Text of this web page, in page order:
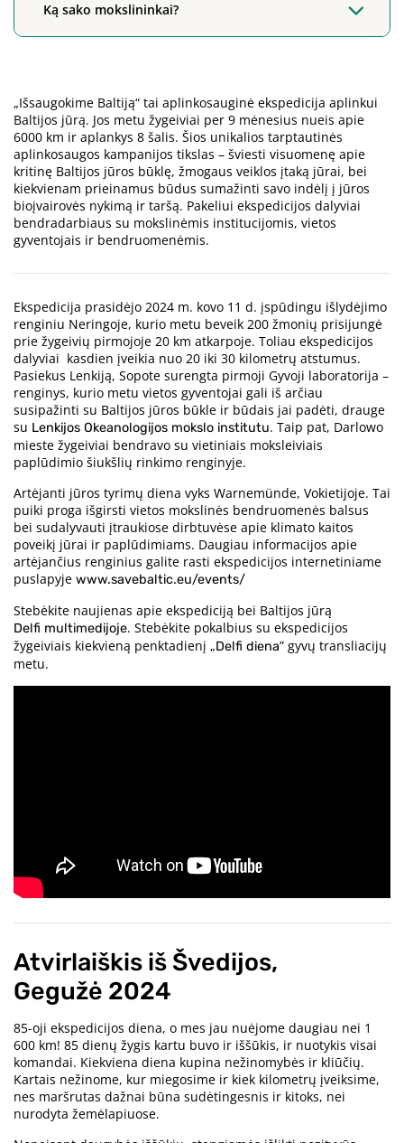
Ką sako mokslininkai?
„Išsaugokime Baltiją“ tai aplinkosauginė ekspedicija aplinkui
Baltijos jūrą. Jos metu žygeiviai per 9 mėnesius nueis apie
6000 km ir aplankys 8 šalis. Šios unikalios tarptautinės
aplinkosaugos kampanijos tikslas – šviesti visuomenę apie
kritinę Baltijos jūros būklę, žmogaus veiklos įtaką jūrai, bei
kiekvienam prieinamus būdus sumažinti savo indėlį į jūros
bioįvairovės nykimą ir taršą. Pakeliui ekspedicijos dalyviai
bendradarbiaus su mokslinėmis institucijomis, vietos
gyventojais ir bendruomenėmis.
Ekspedicija prasidėjo 2024 m. kovo 11 d. įspūdingu išlydėjimo
renginiu Neringoje, kurio metu beveik 200 žmonių prisijungė
prie žygeivių pirmojoje 20 km atkarpoje. Toliau ekspedicijos
dalyviai kasdien įveikia nuo 20 iki 30 kilometrų atstumus.
Pasiekus Lenkiją, Sopote surengta pirmoji Gyvoji laboratorija –
renginys, kurio metu vietos gyventojai gali iš arčiau
susipažinti su Baltijos jūros būkle ir būdais jai padėti, drauge
su Lenkijos Okeanologijos mokslo institutu. Taip pat, Darlowo
mieste žygeiviai bendravo su vietiniais moksleiviais
paplūdimio šiukšlių rinkimo renginyje.
Artėjanti jūros tyrimų diena vyks Warnemünde, Vokietijoje. Tai
puiki proga išgirsti vietos mokslinės bendruomenės balsus
bei sudalyvauti įtraukiose dirbtuvėse apie klimato kaitos
poveikį jūrai ir paplūdimiams. Daugiau informacijos apie
artėjančius renginius galite rasti ekspedicijos internetiniame
puslapyje www.savebaltic.eu/events/
Stebėkite naujienas apie ekspediciją bei Baltijos jūrą
Delfi multimedijoje. Stebėkite pokalbius su ekspedicijos
žygeiviais kiekvieną penktadienį „Delfi diena” gyvų transliacijų
metu.
Atvirlaiškis iš Švedijos,
Gegužė 2024
85-oji ekspedicijos diena, o mes jau nuėjome daugiau nei 1
600 km! 85 dienų žygis kartu buvo ir iššūkis, ir nuotykis visai
komandai. Kiekviena diena kupina nežinomybės ir kliūčių.
Kartais nežinome, kur miegosime ir kiek kilometrų įveiksime,
nes maršrutas dažnai būna sudėtingesnis ir kitoks, nei
nurodyta žemėlapiuose.